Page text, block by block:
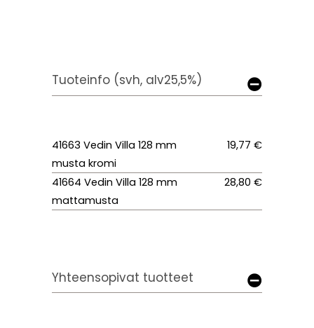
Tuoteinfo (svh, alv25,5%)
41663 Vedin Villa 128 mm
musta kromi
19,77 €
41664 Vedin Villa 128 mm
mattamusta
28,80 €
Yhteensopivat tuotteet